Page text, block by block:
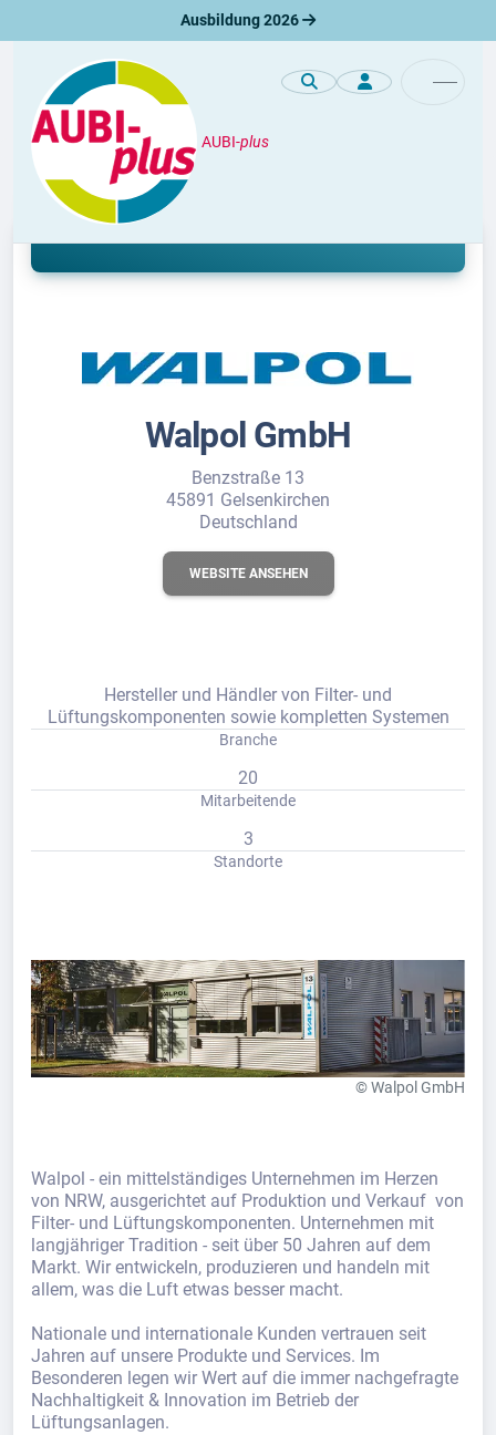
Ausbildung 2026
AUBI-plus
Unternehmen
Ausbildung bei Walpol GmbH
Walpol GmbH
Benzstraße 13
45891 Gelsenkirchen
Deutschland
WEBSITE ANSEHEN
Hersteller und Händler von Filter- und
Lüftungskomponenten sowie kompletten Systemen
Branche
20
Mitarbeitende
3
Standorte
© Walpol GmbH
Walpol - ein mittelständiges Unternehmen im Herzen
von NRW, ausgerichtet auf Produktion und Verkauf von
Filter- und Lüftungskomponenten. Unternehmen mit
langjähriger Tradition - seit über 50 Jahren auf dem
Markt. Wir entwickeln, produzieren und handeln mit
allem, was die Luft etwas besser macht.
Nationale und internationale Kunden vertrauen seit
Jahren auf unsere Produkte und Services. Im
Besonderen legen wir Wert auf die immer nachgefragte
Nachhaltigkeit & Innovation im Betrieb der
Lüftungsanlagen.